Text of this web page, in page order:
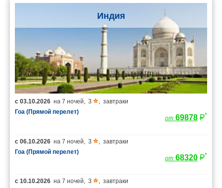
Индия
с 03.10.2026 на 7 ночей, 3 , завтраки
Гоа (Прямой перелет)
от 69878 *
с 06.10.2026 на 7 ночей, 3 , завтраки
Гоа (Прямой перелет)
от 68320 *
с 10.10.2026 на 7 ночей, 3 , завтраки